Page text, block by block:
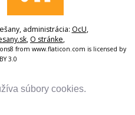
súbory cookies.
administrácia: OcU,
, O stránke,
from www.flaticon.com is licensed by
3.0